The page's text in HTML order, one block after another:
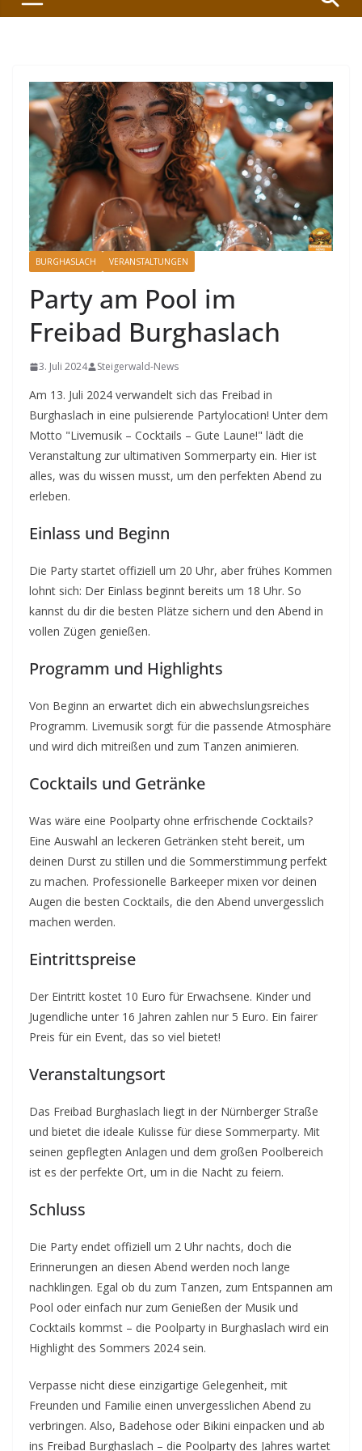
BURGHASLACH VERANSTALTUNGEN
Party am Pool im
Freibad Burghaslach
3. Juli 2024 Steigerwald-News
Am 13. Juli 2024 verwandelt sich das Freibad in
Burghaslach in eine pulsierende Partylocation! Unter dem
Motto "Livemusik – Cocktails – Gute Laune!" lädt die
Veranstaltung zur ultimativen Sommerparty ein. Hier ist
alles, was du wissen musst, um den perfekten Abend zu
erleben.
Einlass und Beginn
Die Party startet offiziell um 20 Uhr, aber frühes Kommen
lohnt sich: Der Einlass beginnt bereits um 18 Uhr. So
kannst du dir die besten Plätze sichern und den Abend in
vollen Zügen genießen.
Programm und Highlights
Von Beginn an erwartet dich ein abwechslungsreiches
Programm. Livemusik sorgt für die passende Atmosphäre
und wird dich mitreißen und zum Tanzen animieren.
Cocktails und Getränke
Was wäre eine Poolparty ohne erfrischende Cocktails?
Eine Auswahl an leckeren Getränken steht bereit, um
deinen Durst zu stillen und die Sommerstimmung perfekt
zu machen. Professionelle Barkeeper mixen vor deinen
Augen die besten Cocktails, die den Abend unvergesslich
machen werden.
Eintrittspreise
Der Eintritt kostet 10 Euro für Erwachsene. Kinder und
Jugendliche unter 16 Jahren zahlen nur 5 Euro. Ein fairer
Preis für ein Event, das so viel bietet!
Veranstaltungsort
Das Freibad Burghaslach liegt in der Nürnberger Straße
und bietet die ideale Kulisse für diese Sommerparty. Mit
seinen gepflegten Anlagen und dem großen Poolbereich
ist es der perfekte Ort, um in die Nacht zu feiern.
Schluss
Die Party endet offiziell um 2 Uhr nachts, doch die
Erinnerungen an diesen Abend werden noch lange
nachklingen. Egal ob du zum Tanzen, zum Entspannen am
Pool oder einfach nur zum Genießen der Musik und
Cocktails kommst – die Poolparty in Burghaslach wird ein
Highlight des Sommers 2024 sein.
Verpasse nicht diese einzigartige Gelegenheit, mit
Freunden und Familie einen unvergesslichen Abend zu
verbringen. Also, Badehose oder Bikini einpacken und ab
ins Freibad Burghaslach – die Poolparty des Jahres wartet